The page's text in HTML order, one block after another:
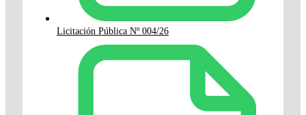
Licitación Pública Nº 004/26